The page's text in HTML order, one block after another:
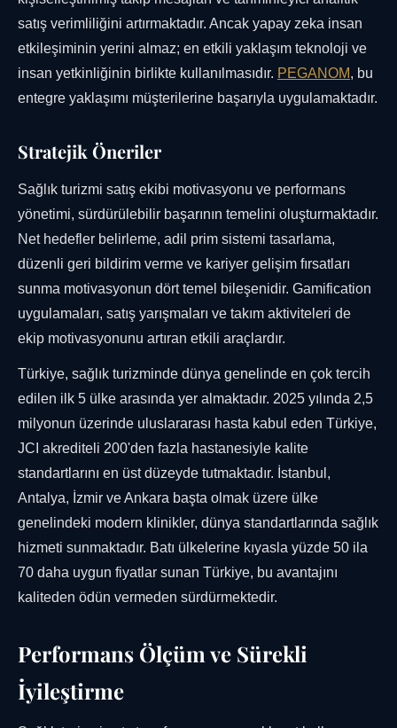
satış verimliliğini artırmaktadır. Ancak yapay zeka insan
etkileşiminin yerini almaz; en etkili yaklaşım teknoloji ve
insan yetkinliğinin birlikte kullanılmasıdır. PEGANOM, bu
entegre yaklaşımı müşterilerine başarıyla uygulamaktadır.
Stratejik Öneriler
Sağlık turizmi satış ekibi motivasyonu ve performans
yönetimi, sürdürülebilir başarının temelini oluşturmaktadır.
Net hedefler belirleme, adil prim sistemi tasarlama,
düzenli geri bildirim verme ve kariyer gelişim fırsatları
sunma motivasyonun dört temel bileşenidir. Gamification
uygulamaları, satış yarışmaları ve takım aktiviteleri de
ekip motivasyonunu artıran etkili araçlardır.
Türkiye, sağlık turizminde dünya genelinde en çok tercih
edilen ilk 5 ülke arasında yer almaktadır. 2025 yılında 2,5
milyonun üzerinde uluslararası hasta kabul eden Türkiye,
JCI akrediteli 200'den fazla hastanesiyle kalite
standartlarını en üst düzeyde tutmaktadır. İstanbul,
Antalya, İzmir ve Ankara başta olmak üzere ülke
genelindeki modern klinikler, dünya standartlarında sağlık
hizmeti sunmaktadır. Batı ülkelerine kıyasla yüzde 50 ila
70 daha uygun fiyatlar sunan Türkiye, bu avantajını
kaliteden ödün vermeden sürdürmektedir.
Performans Ölçüm ve Sürekli
İyileştirme